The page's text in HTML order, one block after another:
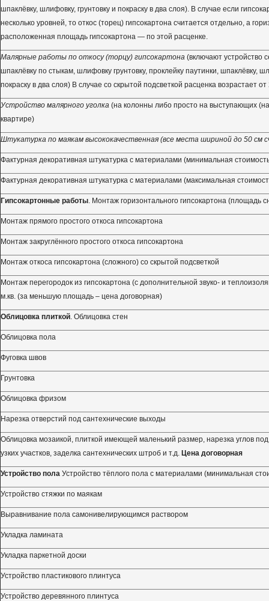
шпаклёвку, шлифовку, грунтовку и покраску в два слоя). В случае если
несколько уровней, то откос (торец) гипсокартона считается отдельно, а
расположенная площадь гипсокартона — по этой расценке.
Малярные работы по откосу (торцу) гипсокартона (включают устройство
шпаклёвку по стыкам, шлифовку грунтовку, проклейку паутинки, шпаклёвку,
покраску в два слоя) В случае со скрытой подсветкой расценка возрастает
Устройство малярного уголка (на колонны либо просто на выступающих
квартире)
Штукатурка по маякам высококачественная (все места шириной до 50 см
Фактурная декоративная штукатурка с материалами (минимальная
Фактурная декоративная штукатурка с материалами (максимальная
Гипсокартонные работы . Монтаж горизонтального гипсокартона (площадь
Монтаж прямого простого откоса гипсокартона
Монтаж закруглённого простого откоса гипсокартона
Монтаж откоса гипсокартона (сложного) со скрытой подсветкой
Монтаж перегородок из гипсокартона (с дополнительной звуко- и
м.кв. (за меньшую площадь – цена договорная)
Облицовка плиткой . Облицовка стен
Облицовка пола
Фуговка швов
Грунтовка
Облицовка фризом
Нарезка отверстий под сантехнические выходы
Облицовка мозаикой, плиткой имеющей маленький размер, нарезка углов под
узких участков, заделка сантехнических штроб и т.д. Цена договорная
Устройство пола Устройство тёплого пола с материалами (минимальная
Устройство стяжки по маякам
Выравнивание пола самонивелирующимся раствором
Укладка ламината
Укладка паркетной доски
Устройство пластикового плинтуса
Устройство деревянного плинтуса